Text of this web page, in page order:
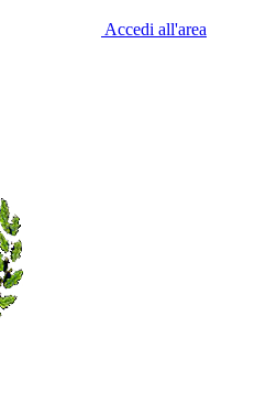
Accedi all'area